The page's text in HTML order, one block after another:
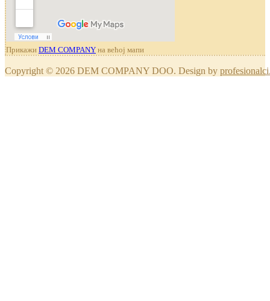
Прикажи DEM COMPANY на већој мапи
Copyright © 2026 DEM COMPANY DOO. Design by